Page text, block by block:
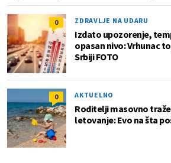
0 ZDRAVLJE NA UDARU
Izdato upozorenje,
opasan nivo: Vrhunac
Srbiji FOTO
0 AKTUELNO
Roditelji masovno
letovanje: Evo na šta